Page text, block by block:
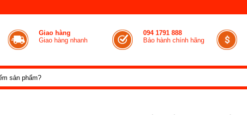
Giao hàng
Giao hàng nhanh
094 1791 888
Bảo hành chính hãng